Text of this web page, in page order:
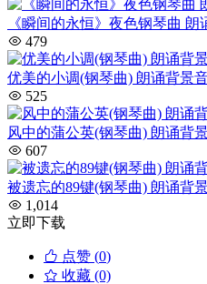
《瞬间的永恒》夜色钢琴曲 朗
479
优美的小调(钢琴曲) 朗诵背景
525
风中的蒲公英(钢琴曲) 朗诵背
607
被遗忘的89键(钢琴曲) 朗诵背
1,014
立即下载
点赞 (0)
收藏 (0)